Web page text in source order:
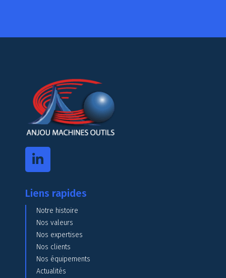
Liens rapides
Notre histoire
Nos valeurs
Nos expertises
Nos clients
Nos équipements
Actualités